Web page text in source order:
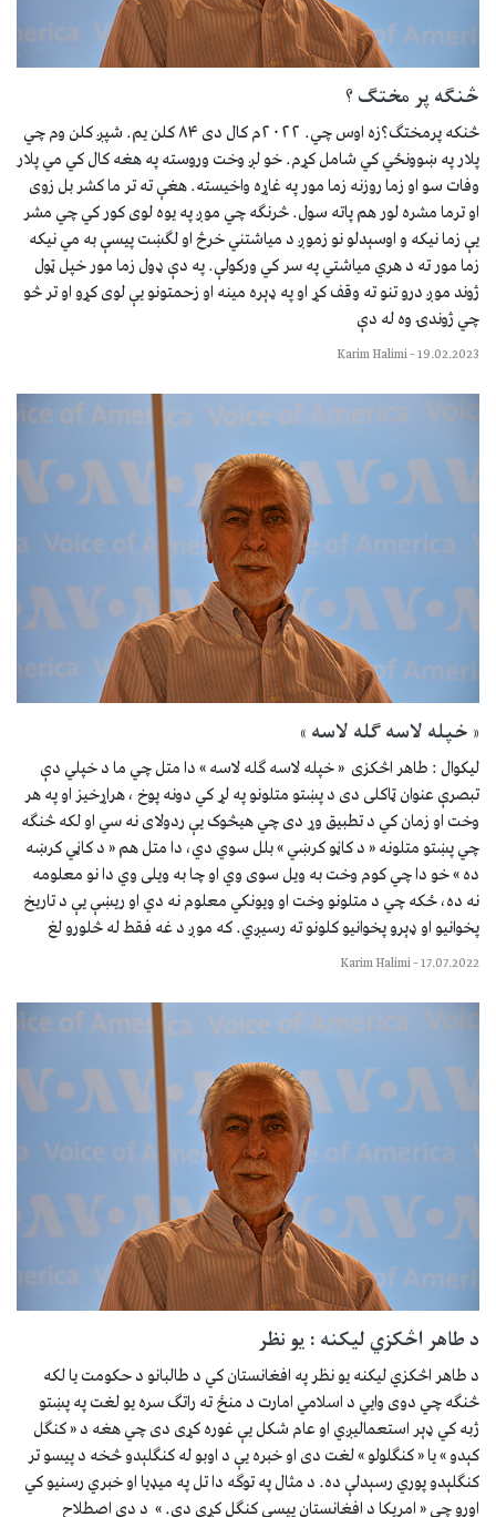
څنګه پر مختګ ؟
څنکه پرمختګ؟زه اوس چي. ۲۰۲۲م کال دی ۸۴ کلن یم. شپږ کلن وم چي
پلار په ښوونځي کي شامل کړم. خو لږ وخت وروسته په هغه کال کي مي پلار
وفات سو او زما روزنه زما مور په غاړه واخیسته. هغې ته تر ما کشر بل زوی
او ترما مشره لور هم پاته سول. څرنګه چي موږ په یوه لوی کور کي چي مشر
یې زما نیکه و اوسېدلو نو زموږ د میاشتني خرڅ او لګښت پیسې به مي نیکه
زما مور ته د هري میاشتي په سر کي ورکولې. په دې ډول زما مور خپل ټول
ژوند موږ درو تنو ته وقف کړ او په ډېره مینه او زحمتونو یې لوی کړو او تر څو
چي ژوندۍ وه له دې
19.02.2023
–
Karim Halimi
« خپله لاسه ګله لاسه »
لیکوال : طاهر اڅکزی « خپله لاسه ګله لاسه » دا متل چي ما د خپلي دې
تبصرې عنوان ټاکلی دی د پښتو متلونو په لړ کي دونه پوخ ، هراړخیز او په هر
وخت او زمان کي د تطبیق وړ دی چي هیڅوک یې ردولای نه سي او لکه څنګه
چي پښتو متلونه « د کاڼو کرښي » بلل سوي دي، دا متل هم « د کاڼي کرښه
ده » خو دا چي کوم وخت به ویل سوی وي او چا به ویلی وي دا نو معلومه
نه ده، ځکه چي د متلونو وخت او ویونکي معلوم نه دي او ریښې یې د تاریخ
پخوانیو او ډېرو پخوانیو کلونو ته رسیږي. که موږ د غه فقط له څلورو لغ
17.07.2022
–
Karim Halimi
د طاهر اڅکزي لیکنه : یو نظر
د طاهر اڅکزي لیکنه یو نظر په افغانستان کي د طالبانو د حکومت یا لکه
څنګه چي دوی وایي د اسلامي امارت د منځ ته راتګ سره یو لغت په پښتو
ژبه کي ډېر استعمالیږي او عام شکل یې غوره کړی دی چي هغه د « کنګل
کېدو » یا « کنګلولو » لغت دی او خبره یې د اوبو له کنګلېدو څخه د پیسو تر
کنګلېدو پوري رسېدلې ده. د مثال په توګه دا تل په میډیا او خبري رسنیو کي
اورو چي « امریکا د افغانستان پیسې کنګل کړي دي. » د دې اصطلاح